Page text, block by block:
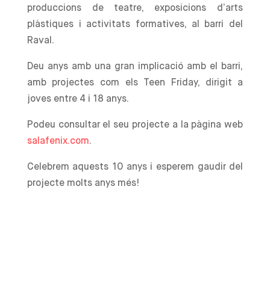
produccions de teatre, exposicions d’arts
plàstiques i activitats formatives, al barri del
Raval.
Deu anys amb una gran implicació amb el barri,
amb projectes com els Teen Friday, dirigit a
joves entre 4 i 18 anys.
Podeu consultar el seu projecte a la pàgina web
salafenix.com.
Celebrem aquests 10 anys i esperem gaudir del
projecte molts anys més!